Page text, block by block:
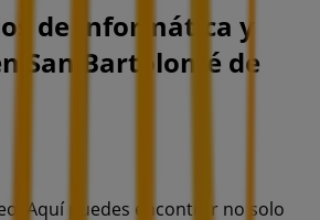
de Informática y
San Bartolomé de
Aquí puedes encontrar no solo